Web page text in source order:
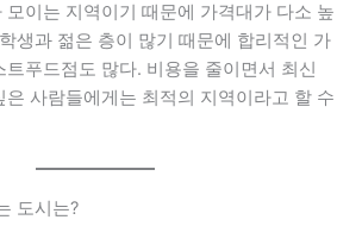
모이는 지역이기 때문에 가격대가 다소 높
생과 젊은 층이 많기 때문에 합리적인 가
트푸드점도 많다. 비용을 줄이면서 최신
은 사람들에게는 최적의 지역이라고 할 수
도시는?